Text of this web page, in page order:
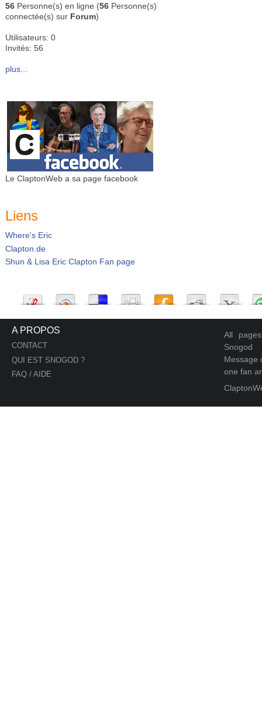
56 Personne(s) en ligne (56 Personne(s)
connectée(s) sur Forum)
Utilisateurs: 0
Invités: 56
plus...
Le ClaptonWeb a sa page facebook
Liens
Where's Eric
Clapton.de
Shun & Lisa Eric Clapton Fan page
A PROPOS
CONTACT
QUI EST SNOGOD ?
FAQ / AIDE
All
Snogod
Message
one fan